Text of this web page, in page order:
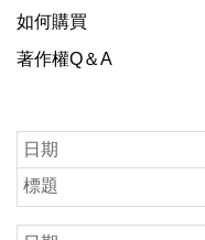
如何購買
著作權Q＆A